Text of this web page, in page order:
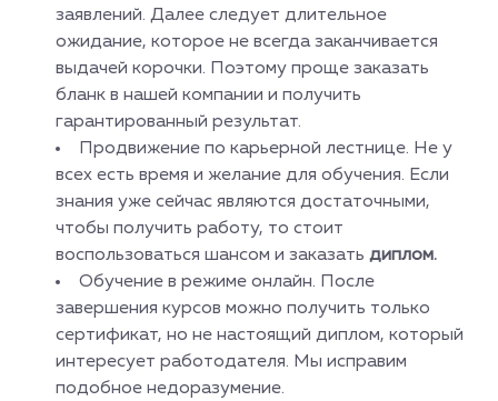
заявлений. Далее следует длительное
ожидание, которое не всегда заканчивается
выдачей корочки. Поэтому проще заказать
бланк в нашей компании и получить
гарантированный результат.
Продвижение по карьерной лестнице. Не у
всех есть время и желание для обучения. Если
знания уже сейчас являются достаточными,
чтобы получить работу, то стоит
воспользоваться шансом и заказать диплом.
Обучение в режиме онлайн. После
завершения курсов можно получить только
сертификат, но не настоящий диплом, который
интересует работодателя. Мы исправим
подобное недоразумение.